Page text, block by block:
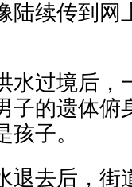
陆续传到网
水过境后，
子的遗体俯
子。
退去后，街